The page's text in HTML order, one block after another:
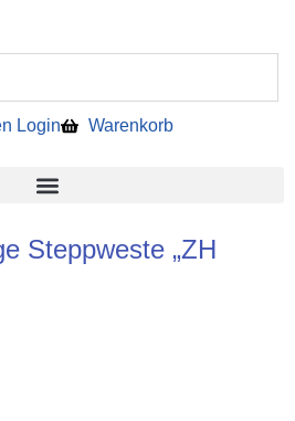
Login Warenkorb
Steppweste „ZH